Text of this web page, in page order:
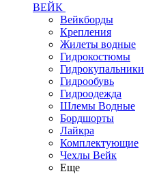
ВЕЙК
Вейкборды
Крепления
Жилеты водные
Гидрокостюмы
Гидрокупальники
Гидрообувь
Гидроодежда
Шлемы Водные
Бордшорты
Лайкра
Комплектующие
Чехлы Вейк
Еще